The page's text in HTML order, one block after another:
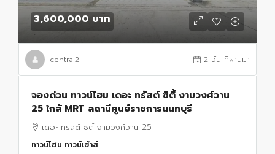
3,600,000 บาท
central2 2 วัน ที่ผ่านมา
จองด่วน ทาวน์โฮม เดอะ ทรัสต์ ซิตี้ งามวงศ์วาน
25 ใกล้ MRT สถานีศูนย์ราชการนนทบุรี
เดอะ ทรัสต์ ซิตี้ งามวงศ์วาน 25
ทาวน์โฮม ทาวน์เฮ้าส์